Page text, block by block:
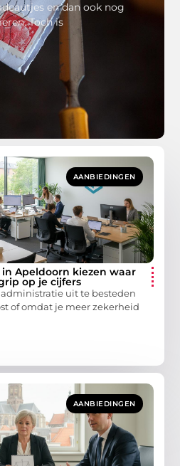
en dan ook nog
Toch is
AANBIEDINGEN
Apeldoorn kiezen waar
op je cijfers
uit te besteden
of omdat je meer zekerheid
AANBIEDINGEN